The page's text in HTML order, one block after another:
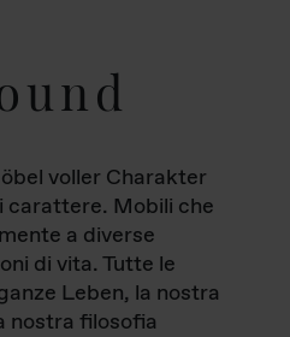
voller Charakter
carattere. Mobili che
a diverse
di vita. Tutte le
Leben, la nostra
nostra filosofia